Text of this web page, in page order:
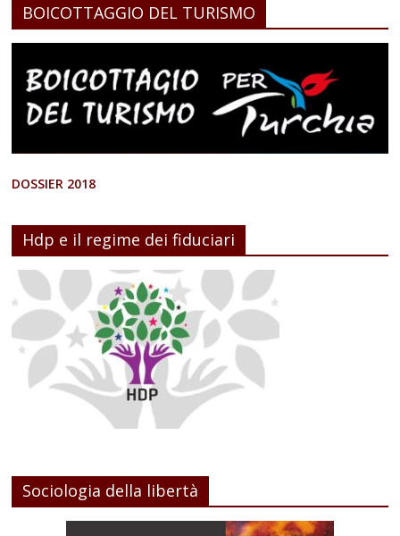
BOICOTTAGGIO DEL TURISMO
DOSSIER 2018
Hdp e il regime dei fiduciari
Sociologia della libertà